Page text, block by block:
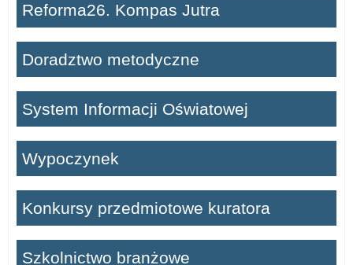
Reforma26. Kompas Jutra
Doradztwo metodyczne
System Informacji Oświatowej
Wypoczynek
Konkursy przedmiotowe kuratora
Szkolnictwo branżowe